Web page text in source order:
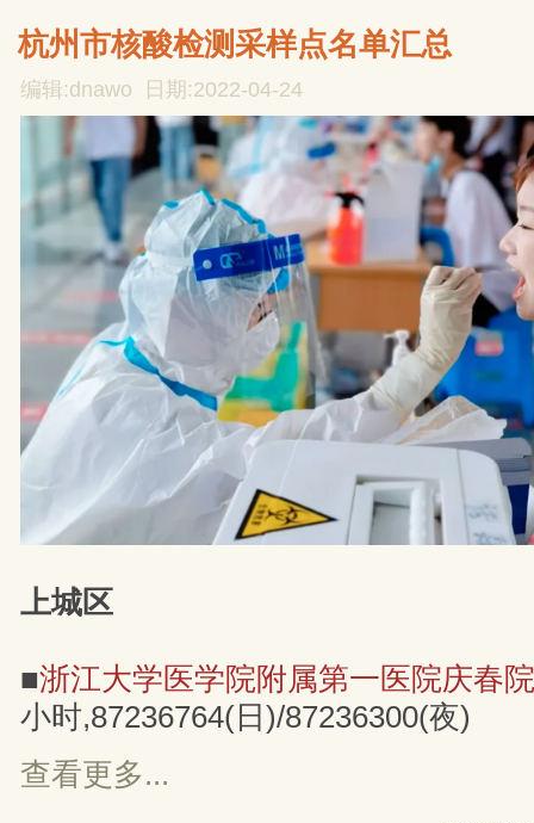
杭州市核酸检测采样点名单汇总
编辑:dnawo 日期:2022-04-24
上城区
■浙江大学医学院附属第一医院庆春
小时,87236764(日)/87236300(夜)
查看更多...